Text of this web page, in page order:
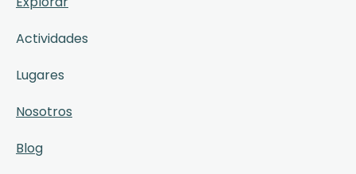
Actividades
Lugares
Nosotros
Blog